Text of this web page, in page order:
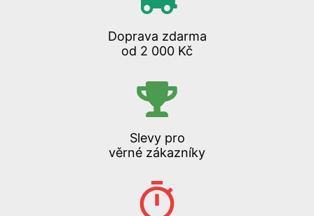
Doprava zdarma
od 2 000 Kč
Slevy pro
věrné zákazníky